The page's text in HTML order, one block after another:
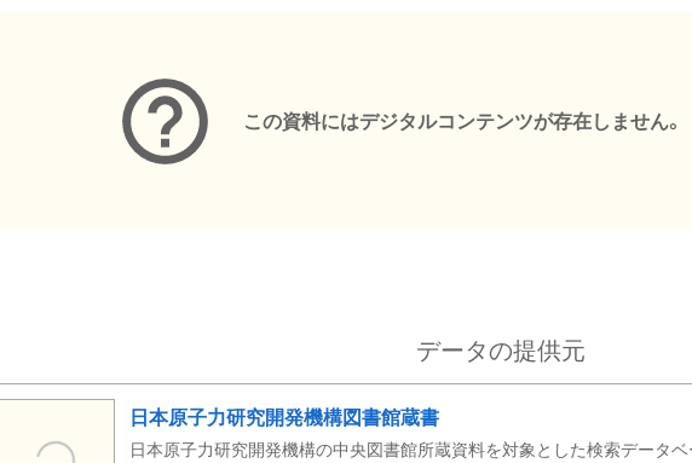
この資料にはデジタルコンテンツが存在しません。
データの提供元
日本原子力研究開発機構図書館蔵書
日本原子力研究開発機構の中央図書館所蔵資料を対象とした検索データベ